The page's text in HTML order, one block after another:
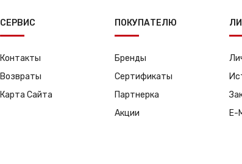
СЕРВИС
Контакты
Возвраты
Карта Сайта
ПОКУПАТЕЛЮ
Бренды
Сертификаты
Партнерка
Акции
E-